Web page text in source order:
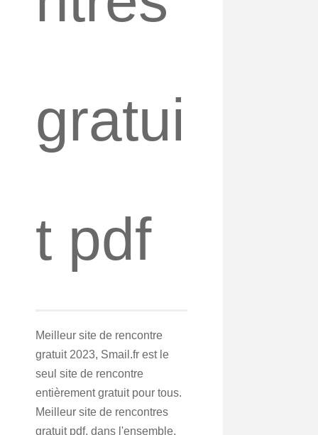
gratui
t pdf
Meilleur site de rencontre
gratuit 2023, Smail.fr est le
seul site de rencontre
entièrement gratuit pour tous.
Meilleur site de rencontres
gratuit pdf, dans l'ensemble,